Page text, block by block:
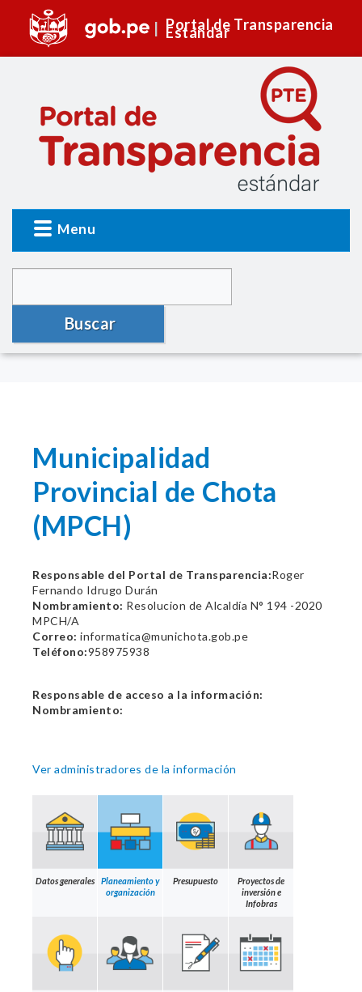
Portal de Transparencia
Estándar
Menu
Buscar
Municipalidad
Provincial de Chota
(MPCH)
Responsable del Portal de Transparencia:Roger
Fernando Idrugo Durán
Nombramiento: Resolucion de Alcaldía N° 194 -2020
MPCH/A
Correo: informatica@munichota.gob.pe
Teléfono:958975938
Responsable de acceso a la información:
Nombramiento:
Ver administradores de la información
Datos generales
Planeamiento y
organización
Presupuesto
Proyectos de
inversión e
Infobras